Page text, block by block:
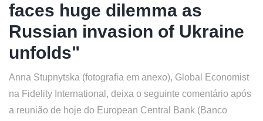
faces huge dilemma as
Russian invasion of Ukraine
unfolds"
Anna Stupnytska (fotografia em anexo), Global Economist
na Fidelity International, deixa o seguinte comentário após
a reunião de hoje do European Central Bank (Banco